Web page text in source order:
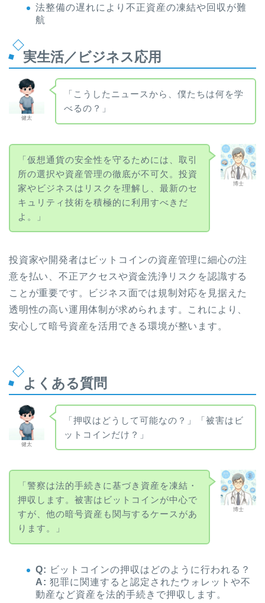
法整備の遅れにより不正資産の凍結や回収が難
航
実生活／ビジネス応用
健太
「こうしたニュースから、僕たちは何を学
べるの？」
博士
「仮想通貨の安全性を守るためには、取引
所の選択や資産管理の徹底が不可欠。投資
家やビジネスはリスクを理解し、最新のセ
キュリティ技術を積極的に利用すべきだ
よ。」
投資家や開発者はビットコインの資産管理に細心の注
意を払い、不正アクセスや資金洗浄リスクを認識する
ことが重要です。ビジネス面では規制対応を見据えた
透明性の高い運用体制が求められます。これにより、
安心して暗号資産を活用できる環境が整います。
よくある質問
健太
「押収はどうして可能なの？」「被害はビ
ットコインだけ？」
博士
「警察は法的手続きに基づき資産を凍結・
押収します。被害はビットコインが中心で
すが、他の暗号資産も関与するケースがあ
ります。」
Q: ビットコインの押収はどのように行われる？
A: 犯罪に関連すると認定されたウォレットや不
動産など資産を法的手続きで押収します。